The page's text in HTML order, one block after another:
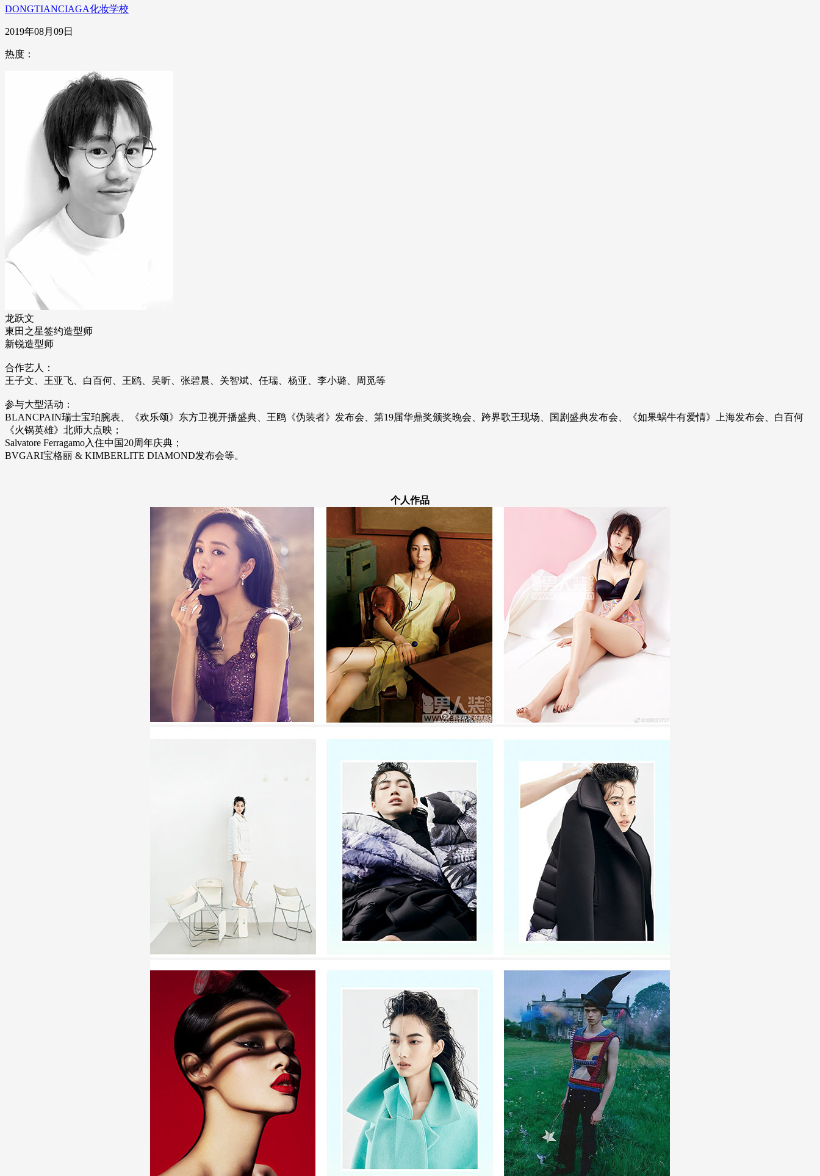
DONGTIANCIAGA化妆学校
2019年08月09日
热度：
龙跃文
東田之星签约造型师
新锐造型师
合作艺人：
王子文、王亚飞、白百何、王鸥、吴昕、张碧晨、关智斌、任瑞、杨亚、李小璐、周觅等
参与大型活动：
BLANCPAIN瑞士宝珀腕表、《欢乐颂》东方卫视开播盛典、王鸥《伪装者》发布会、第19届华鼎奖颁奖晚会、跨界歌王现场、国剧盛典发布会、《如果蜗牛有爱情》上海发布会、白百何
《火锅英雄》北师大点映；
Salvatore Ferragamo入住中国20周年庆典；
BVGARI宝格丽 & KIMBERLITE DIAMOND发布会等。
个人作品